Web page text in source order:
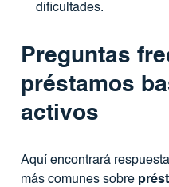
dificultades.
Preguntas
préstamos
activos
Aquí encontrará
más comunes sobre